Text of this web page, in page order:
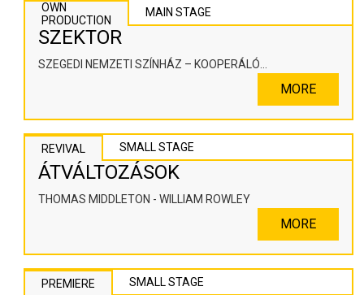
OWN
PRODUCTION
MAIN STAGE
SZEKTOR
SZEGEDI NEMZETI SZÍNHÁZ – KOOPERÁLÓ
MORE
REVIVAL SMALL STAGE
ÁTVÁLTOZÁSOK
THOMAS MIDDLETON - WILLIAM ROWLEY
MORE
PREMIERE SMALL STAGE